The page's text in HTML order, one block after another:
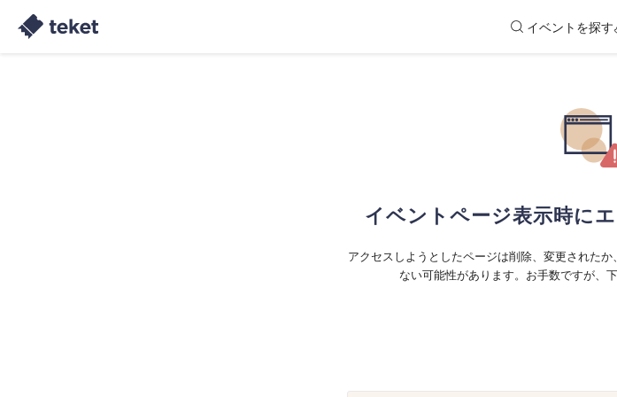
イベントを探す
イベントページ表示時に
アクセスしようとしたページは削除、変更された
ない可能性があります。お手数ですが、